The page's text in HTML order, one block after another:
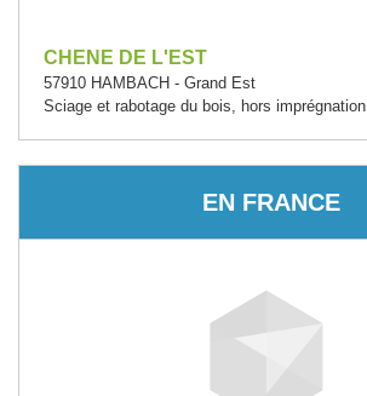
CHENE DE L'EST
57910 HAMBACH - Grand Est
Sciage et rabotage du bois, hors imprégnation
EN FRANCE